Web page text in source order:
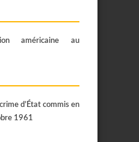
américaine au
d’État commis en
1961